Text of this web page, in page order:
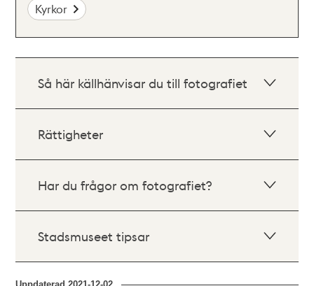
Kyrkor
Så här källhänvisar du till fotografiet
Rättigheter
Har du frågor om fotografiet?
Stadsmuseet tipsar